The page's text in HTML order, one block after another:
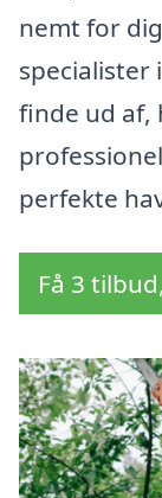
nemt for
specialister
finde ud af,
perfekte
Få 3